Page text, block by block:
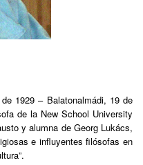
1929 – Balatonalmádi, 19 de
de la New School University
y alumna de Georg Lukács,
e influyentes filósofas en